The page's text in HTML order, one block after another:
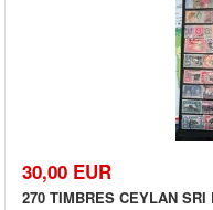
30,00 EUR
270 TIMBRES CEYLAN